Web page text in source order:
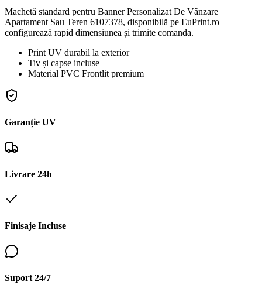
Machetă standard pentru Banner Personalizat De Vânzare
Apartament Sau Teren 6107378, disponibilă pe EuPrint.ro —
configurează rapid dimensiunea și trimite comanda.
Print UV durabil la exterior
Tiv și capse incluse
Material PVC Frontlit premium
Garanție UV
Livrare 24h
Finisaje Incluse
Suport 24/7